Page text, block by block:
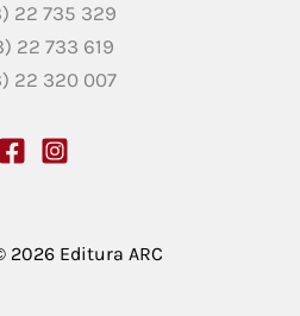
22 735 329
22 733 619
22 320 007
2026 Editura ARC